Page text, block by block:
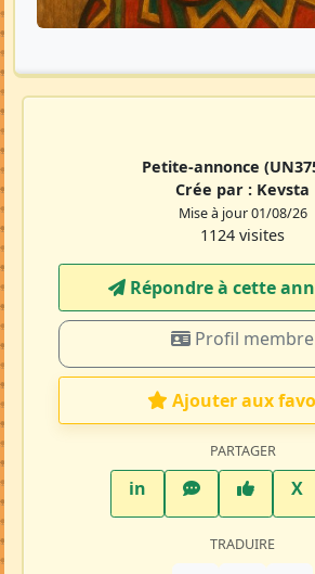
Petite-annonce
Crée par : Kevsta
Mise à jour 01/08/26
1124 visites
Répondre à cette
Profil membre
Ajouter aux
PARTAGER
inLinkedInWhatsApp X
TRADUIRE